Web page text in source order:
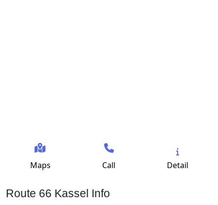
Maps Call Detail
Route 66 Kassel Info